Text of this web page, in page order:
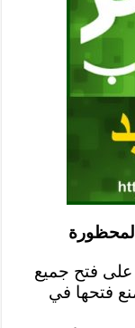
على فتح جميع
فتحها في